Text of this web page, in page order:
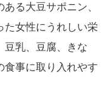
る大豆サポニン、
た女性にうれしい栄
豆乳、豆腐、きな
食事に取り入れやす